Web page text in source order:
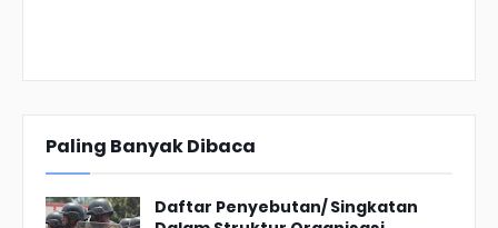
Paling Banyak Dibaca
Daftar Penyebutan/ Singkatan